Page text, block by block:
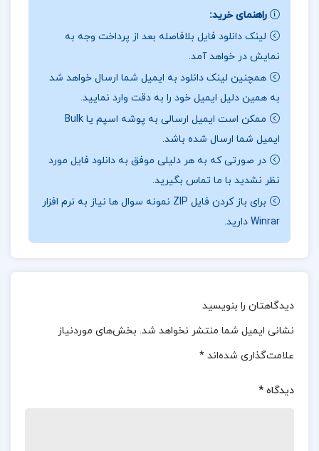
فراتر از یک کتاب دستور پخت فراهم می کند. این کتاب
حاصل سال ها تحقیق، تجربه و عشق نویسنده به فرهنگ
غذایی است و با همکاری همسرش فهیمه راستکار تدوین
شده است.
📖بخشی
مجموعه شامل دستورهای پخت و پز متنوع از غذاهای
ایرانی، فرنگی، محلی، سنتی و مدرن است. همچنین در
بخش های پایانی، پیوست هایی درباره ی استفاده از
فریزر، فر مایکروویو، فرهنگ واژه ها و اصطلاحات آشپزی و
فهرست راهنما آمده است.
📌 فهرست مطالب کتاب مستطاب آشپزی جلد 2 نجف
مکتب های آشپزی
آشپزخانه
مواد خوراکی
نوشیدنی:گرم و سرد
راهنمای خرید:
لینک دانلود فایل بلافاصله بعد از پرداخت وجه به
نمایش در خواهد آمد.
همچنین لینک دانلود به ایمیل شما ارسال خواهد شد
به همین دلیل ایمیل خود را به دقت وارد نمایید.
ممکن است ایمیل ارسالی به پوشه اسپم یا Bulk
ایمیل شما ارسال شده باشد.
در صورتی که به هر دلیلی موفق به دانلود فایل مورد
نظر نشدید با ما تماس بگیرید.
برای باز کردن فایل ZIP نمونه سوال ها نیاز به نرم افزار
Winrar دارید.
دیدگاهتان را بنویسید
نشانی ایمیل شما منتشر نخواهد شد. بخش‌های موردنیاز
علامت‌گذاری شده‌اند *
دیدگاه *